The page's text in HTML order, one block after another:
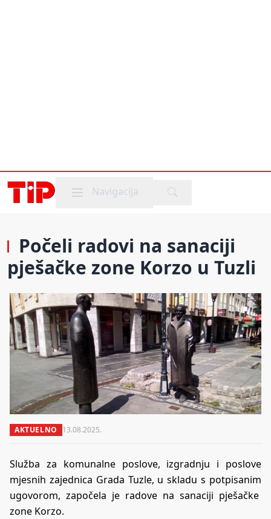
Mobile menu
Navigacija
Počeli radovi na sanaciji
pješačke zone Korzo u Tuzli
AKTUELNO 13.08.2025.
Služba za komunalne poslove, izgradnju i poslove
mjesnih zajednica Grada Tuzle, u skladu s potpisanim
ugovorom, započela je radove na sanaciji pješačke
zone Korzo.